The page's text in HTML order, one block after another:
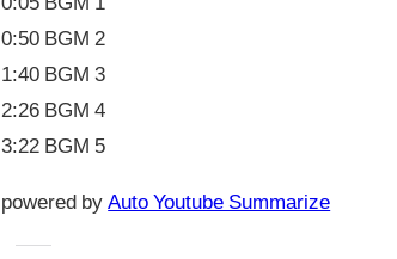
0:50 BGM 2
1:40 BGM 3
2:26 BGM 4
3:22 BGM 5
powered by Auto Youtube Summarize